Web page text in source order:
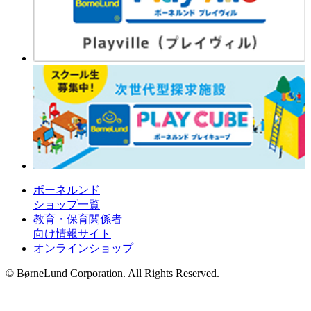
ボーネルンド
ショップ一覧
教育・保育関係者
向け情報サイト
オンラインショップ
© BørneLund Corporation. All Rights Reserved.